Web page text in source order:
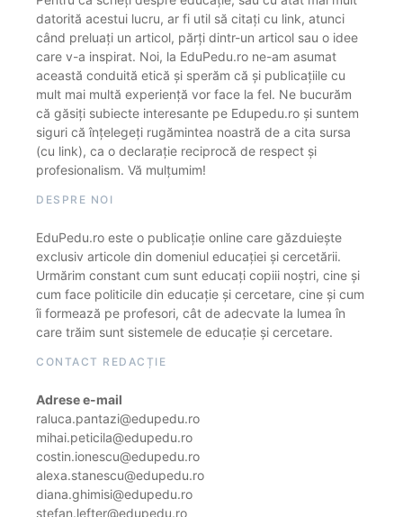
datorită acestui lucru, ar fi util să citați cu link, atunci
când preluați un articol, părți dintr-un articol sau o idee
care v-a inspirat. Noi, la EduPedu.ro ne-am asumat
această conduită etică și sperăm că și publicațiile cu
mult mai multă experiență vor face la fel. Ne bucurăm
că găsiți subiecte interesante pe Edupedu.ro și suntem
siguri că înțelegeți rugămintea noastră de a cita sursa
(cu link), ca o declarație reciprocă de respect și
profesionalism. Vă mulțumim!
DESPRE NOI
EduPedu.ro este o publicație online care găzduiește
exclusiv articole din domeniul educației și cercetării.
Urmărim constant cum sunt educați copiii noștri, cine și
cum face politicile din educație și cercetare, cine și cum
îi formează pe profesori, cât de adecvate la lumea în
care trăim sunt sistemele de educație și cercetare.
CONTACT REDACȚIE
Adrese e-mail
raluca.pantazi@edupedu.ro
mihai.peticila@edupedu.ro
costin.ionescu@edupedu.ro
alexa.stanescu@edupedu.ro
diana.ghimisi@edupedu.ro
stefan.lefter@edupedu.ro